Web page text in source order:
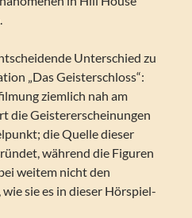
Unterschied zu
„Das Geisterschloss“:
ziemlich nah am
die Geistererscheinungen
die Quelle dieser
während die Figuren
weitem nicht den
sie es in dieser Hörspiel-